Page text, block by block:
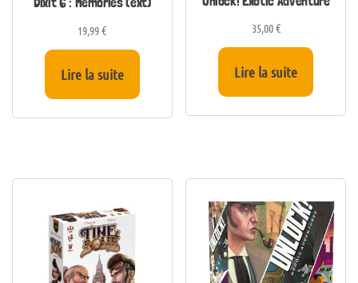
19,99€
Lire la suite
35,00€
Lire la suite